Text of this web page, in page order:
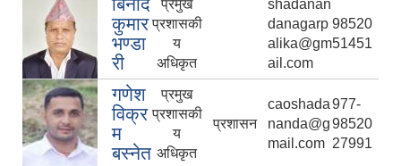
बिनोद
कुमार
भण्डा
री
प्रमुख
प्रशासकी
य
अधिकृत
shadanan
danagarp
alika@gm
ail.com
98520
51451
गणेश
विक्र
म
बस्नेत
प्रमुख
प्रशासकी
य
अधिकृत
प्रशासन
caoshada
nanda@g
mail.com
977-
98520
27991